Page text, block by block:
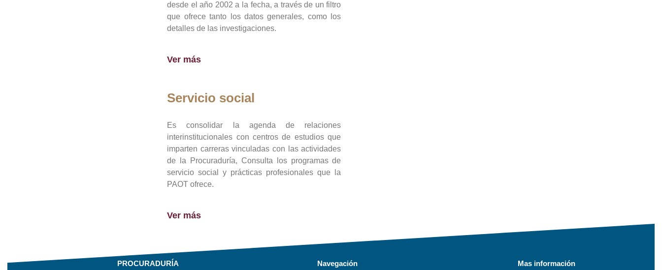
desde el año 2002 a la fecha, a través de un filtro
que ofrece tanto los datos generales, como los
detalles de las investigaciones.
Ver más
Servicio social
Es consolidar la agenda de relaciones
interinstitucionales con centros de estudios que
imparten carreras vinculadas con las actividades
de la Procuraduría, Consulta los programas de
servicio social y prácticas profesionales que la
PAOT ofrece.
Ver más
PROCURADURÍA Navegación Mas información